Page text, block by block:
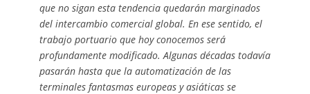
que no sigan esta tendencia quedarán marginados
del intercambio comercial global. En ese sentido, el
trabajo portuario que hoy conocemos será
profundamente modificado. Algunas décadas todavía
pasarán hasta que la automatización de las
terminales fantasmas europeas y asiáticas se